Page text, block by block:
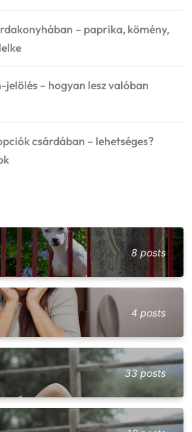
– paprika, kömény,
jelölés – hogyan lesz valóban
csárdában – lehetséges?
8 posts
4 posts
33 posts
és vegetáriánus opciók csárdában
Példák és kreatív fogások
falunapok, csárdanapok –
programnaptár és élményajánló